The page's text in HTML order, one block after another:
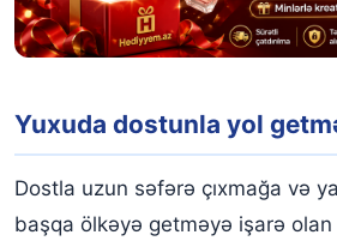
Yuxuda dostunla yol
Dostla uzun səfərə çıxmağa və
başqa ölkəyə getməyə işarə olan